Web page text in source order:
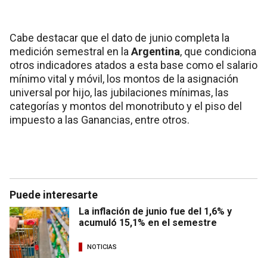
Cabe destacar que el dato de junio completa la
medición semestral en la Argentina, que condiciona
otros indicadores atados a esta base como el salario
mínimo vital y móvil, los montos de la asignación
universal por hijo, las jubilaciones mínimas, las
categorías y montos del monotributo y el piso del
impuesto a las Ganancias, entre otros.
Puede interesarte
La inflación de junio fue del 1,6% y
acumuló 15,1% en el semestre
NOTICIAS